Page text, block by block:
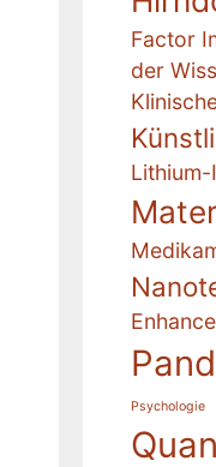
Factor
der
Psychologie